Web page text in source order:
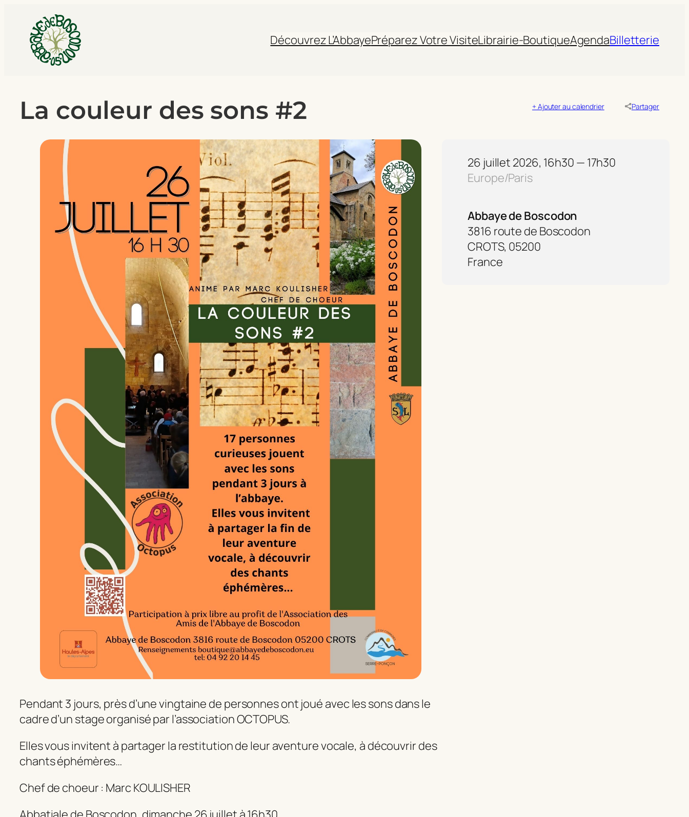
Découvrez L’AbbayePréparez Votre VisiteLibrairie-BoutiqueAgendaBilletterie
La couleur des sons #2 + Ajouter au calendrier Partager
Pendant 3 jours, près d’une vingtaine de personnes ont joué avec les sons dans le
cadre d’un stage organisé par l’association OCTOPUS.
Elles vous invitent à partager la restitution de leur aventure vocale, à découvrir des
chants éphémères…
Chef de choeur : Marc KOULISHER
26 juillet 2026, 16h30 — 17h30
Europe/Paris
Abbaye de Boscodon
3816 route de Boscodon
CROTS, 05200
France